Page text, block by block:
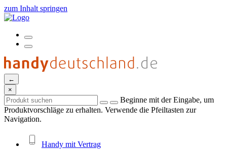
zum Inhalt springen
←
×
Beginne mit der Eingabe, um
Produktvorschläge zu erhalten. Verwende die Pfeiltasten zur
Navigation.
Handy mit Vertrag